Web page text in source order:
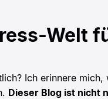
Welt
Ich erinnere mich,
Dieser Blog ist nicht